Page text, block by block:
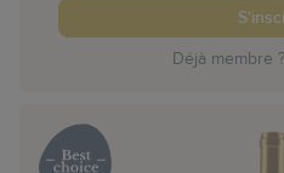
Déjà membre ?